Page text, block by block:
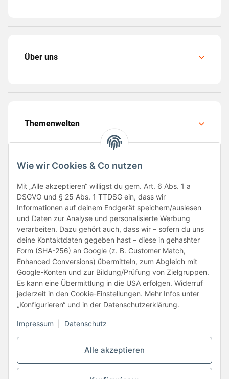
Alle akzeptieren
Wie wir Cookies & Co nutzen
Mit „Alle akzeptieren“ willigst du gem. Art. 6 Abs. 1 a
DSGVO und § 25 Abs. 1 TTDSG ein, dass wir
Informationen auf deinem Endgerät speichern/auslesen
und Daten zur Analyse und personalisierte Werbung
verarbeiten. Dazu gehört auch, dass wir – sofern du uns
deine Kontaktdaten gegeben hast – diese in gehashter
Form (SHA-256) an Google (z. B. Customer Match,
Enhanced Conversions) übermitteln, zum Abgleich mit
Google-Konten und zur Bildung/Prüfung von Zielgruppen.
Es kann eine Übermittlung in die USA erfolgen. Widerruf
jederzeit in den Cookie-Einstellungen. Mehr Infos unter
„Konfigurieren“ und in der Datenschutzerklärung.
Impressum Datenschutz
Über uns
Themenwelten
Folge uns
Unsere Partner